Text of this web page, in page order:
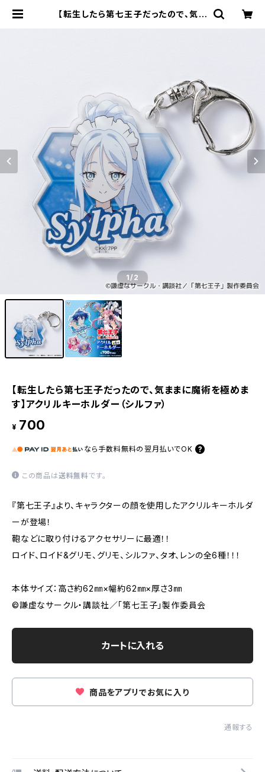
【転生したら第七王子だったので、気ま
1/2
【転生したら第七王子だったので、気ままに魔術を極めま
す】アクリルキーホルダー（シルファ）
¥ 700
なら 手数料無料の 翌月払いでOK
この商品は送料無料です。
『第七王子』より、キャラクターの顔を使用したアクリルキーホルダ
ーが登場！
鞄などに取り付けるアクセサリーに最適！！
ロイド、ロイド&グリモ、グリモ、シルファ、タオ、レンの全6種！！！
本体サイズ：高さ約62㎜×幅約62㎜×厚さ3㎜
©謙虚なサークル・講談社／「第七王子」製作委員会
カートに入れる
商品をアプリでお気に入り
通報する